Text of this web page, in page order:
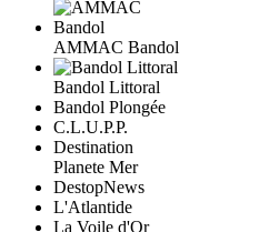
AMMAC Bandol
Bandol Littoral
Bandol Plongée
C.L.U.P.P.
Destination
Planete Mer
DestopNews
L'Atlantide
La Voile d'Or